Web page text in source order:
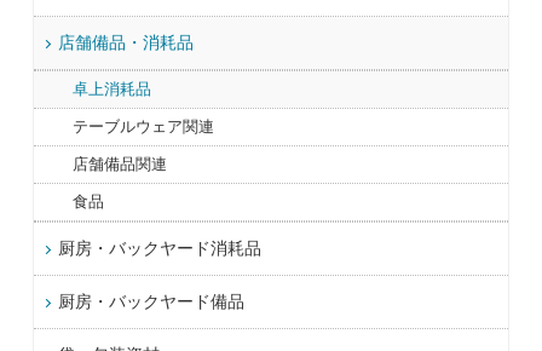
店舗備品・消耗品
卓上消耗品
テーブルウェア関連
店舗備品関連
食品
厨房・バックヤード消耗品
厨房・バックヤード備品